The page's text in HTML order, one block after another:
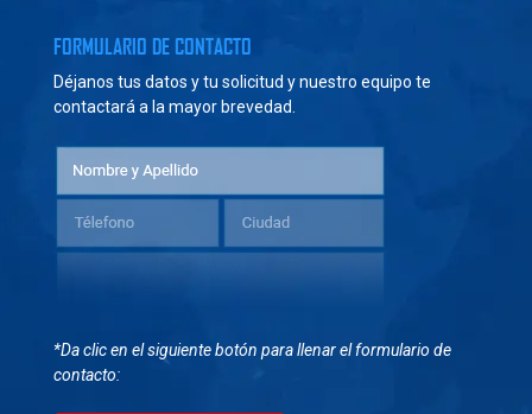
FORMULARIO DE CONTACTO
Déjanos tus datos y tu solicitud y nuestro equipo te
contactará a la mayor brevedad.
*Da clic en el siguiente botón para llenar el formulario de
contacto: